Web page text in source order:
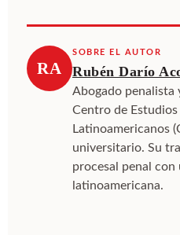
RA
SOBRE EL AUTOR
Rubén Darío
Abogado penalista
Centro de
Latinoamericanos
universitario. Su
procesal penal
latinoamericana.